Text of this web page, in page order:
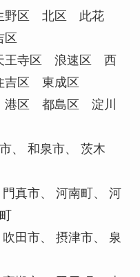
野区 北区 此花
寺区 浪速区 西
区 東成区
区 都島区 淀川
、 和泉市、 茨木
真市、 河南町、 河
田市、 摂津市、 泉